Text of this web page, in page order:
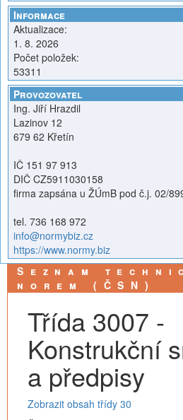
Informace
Aktualizace:
1. 8. 2026
Počet položek:
53311
Provozovatel
Ing. Jiří Hrazdil
Lazinov 12
679 62 Křetín
IČ 151 97 913
DIČ CZ5911030158
firma zapsána u ŽÚmB pod č.j. 02/
tel. 736 168 972
info@normybiz.cz
https://www.normy.biz
Seznam
norem (ČSN)
Třída 3007 -
Konstrukční
a předpisy
Zobrazit obsah třídy 30